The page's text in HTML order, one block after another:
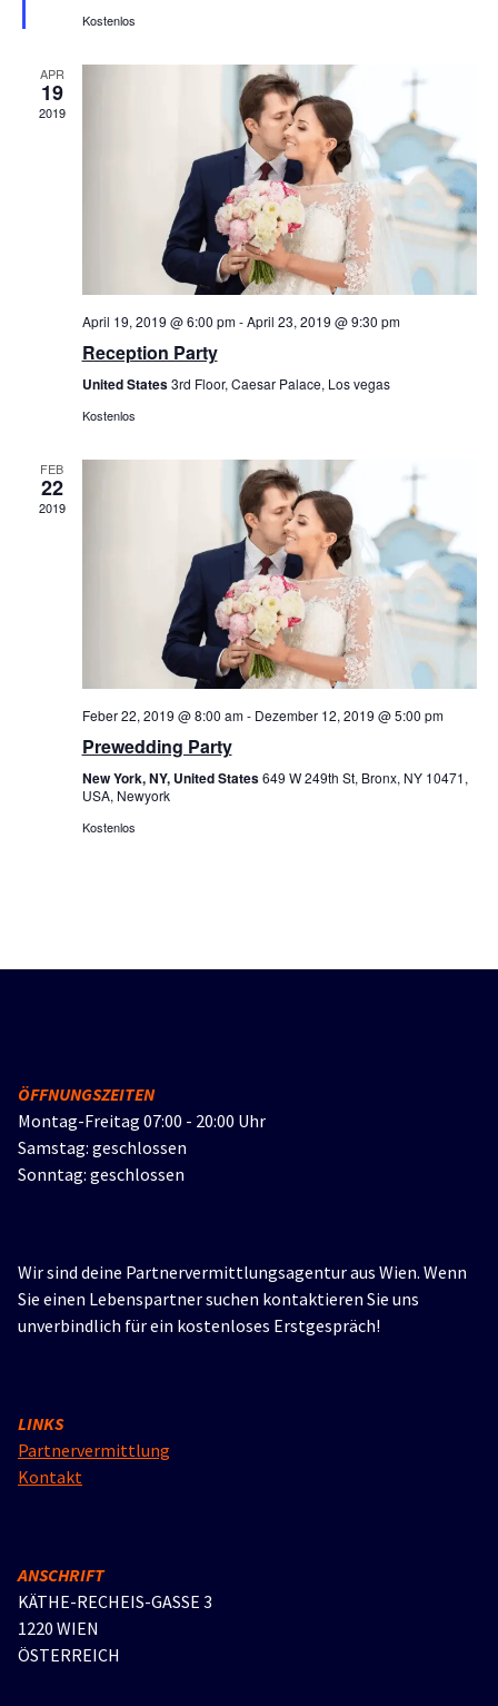
Kostenlos
APR
19
2019
April 19, 2019 @ 6:00 pm-April 23, 2019 @ 9:30 pm
Reception Party
United States3rd Floor, Caesar Palace, Los vegas
Kostenlos
FEB
22
2019
Feber 22, 2019 @ 8:00 am- Dezember 12, 2019 @ 5:00 pm
Prewedding Party
New York, NY, United States649 W 249th St, Bronx, NY 10471,
USA, Newyork
Kostenlos
ÖFFNUNGSZEITEN
Montag-Freitag 07:00 - 20:00 Uhr
Samstag: geschlossen
Sonntag: geschlossen
Wir sind deine Partnervermittlungsagentur aus Wien. Wenn
Sie einen Lebenspartner suchen kontaktieren Sie uns
unverbindlich für ein kostenloses Erstgespräch!
LINKS
Partnervermittlung
Kontakt
ANSCHRIFT
KÄTHE-RECHEIS-GASSE 3
1220 WIEN
ÖSTERREICH